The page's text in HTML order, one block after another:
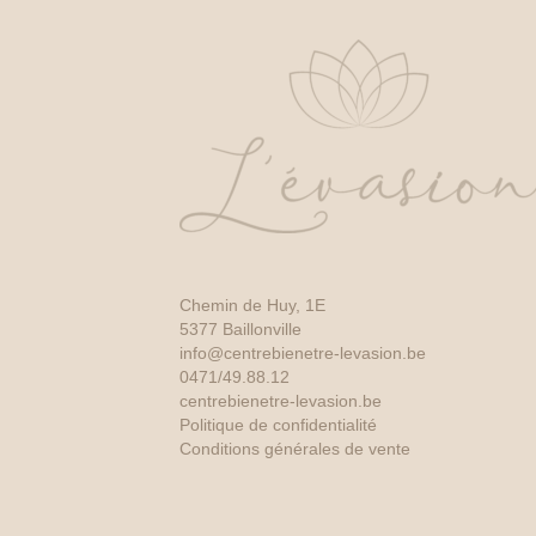
Chemin de Huy, 1E
5377 Baillonville
info@centrebienetre-levasion.be
0471/49.88.12
centrebienetre-levasion.be
Politique de confidentialité
Conditions générales de vente